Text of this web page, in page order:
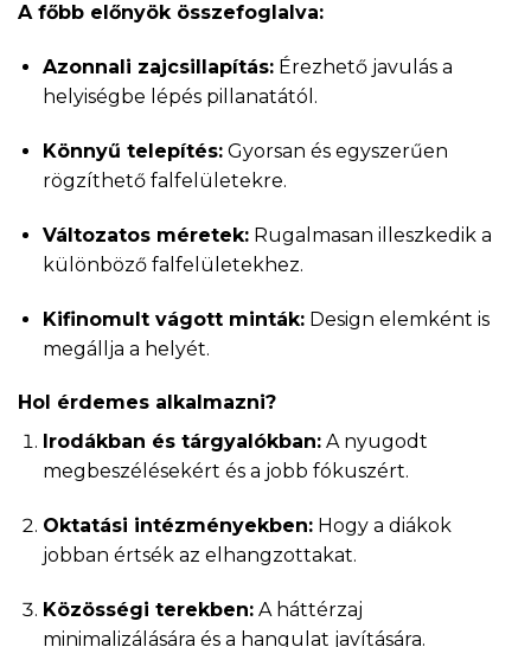
A főbb előnyök összefoglalva:
Azonnali zajcsillapítás:Érezhető javulás a
helyiségbe lépés pillanatától.
Könnyű telepítés:Gyorsan és egyszerűen
rögzíthető falfelületekre.
Változatos méretek:Rugalmasan illeszkedik a
különböző falfelületekhez.
Kifinomult vágott minták:Design elemként is
megállja a helyét.
Hol érdemes alkalmazni?
Irodákban és tárgyalókban:A nyugodt
megbeszélésekért és a jobb fókuszért.
Oktatási intézményekben:Hogy a diákok
jobban értsék az elhangzottakat.
Közösségi terekben:A háttérzaj
minimalizálására és a hangulat javítására.